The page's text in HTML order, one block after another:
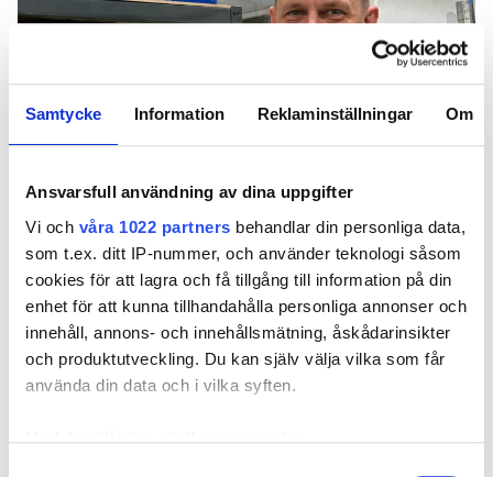
Samtycke Information Reklaminställningar Om
Ansvarsfull användning av dina uppgifter
Vi och våra 1022 partners behandlar din personliga data,
som t.ex. ditt IP-nummer, och använder teknologi såsom
cookies för att lagra och få tillgång till information på din
enhet för att kunna tillhandahålla personliga annonser och
innehåll, annons- och innehållsmätning, åskådarinsikter
och produktutveckling. Du kan själv välja vilka som får
använda din data och i vilka syften.
Med din tillåtelse skulle vi även vilja:
Utvecklingen av installationskablar har gått
snabbt framåt på sistone. Vilka kablar är
elektrikernas favoriter, vilka bör man välja
och vilka sorter bör undvikas? Här är hela
listan.
FELIX BJÖRKLUND